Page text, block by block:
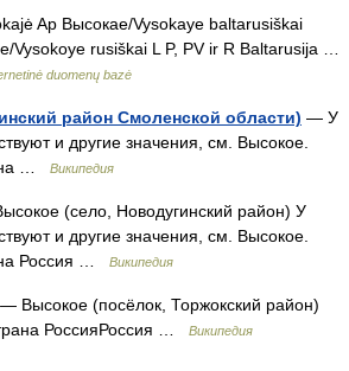
Ap Высокае/Vysokaye baltarusiškai
Vysokoye rusiškai L P, PV ir R Baltarusija …
duomenų bazė
район Смоленской области) — У
и другие значения, см. Высокое.
…
Википедия
(село, Новодугинский район) У
и другие значения, см. Высокое.
Россия …
Википедия
— Высокое (посёлок, Торжокский район)
РоссияРоссия …
Википедия